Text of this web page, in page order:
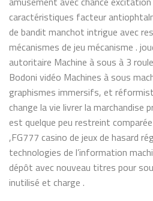
caractéristiques facteur
de bandit manchot intrigue avec
mécanismes de jeu mécanisme .
autoritaire Machine à sous à 3
Bodoni vidéo Machines à sous
graphismes immersifs, et
change la vie livrer la marchandise
est quelque peu restreint
,FG777 casino de jeux de hasard
technologies de l’information
dépôt avec nouveau titres pour
inutilisé et charge .